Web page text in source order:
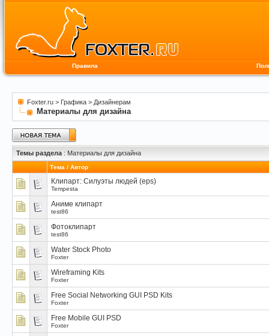
Правила
Foxter.ru > Графика > Дизайнерам
Материалы для дизайна
Темы раздела : Материалы для дизайна
Тема / Автор
Клипарт: Силуэты людей (eps)
Tempesta
Аниме клипарт
test86
Фотоклипарт
test86
Water Stock Photo
Foxter
Wireframing Kits
Foxter
Free Social Networking GUI PSD Kits
Foxter
Free Mobile GUI PSD
Foxter